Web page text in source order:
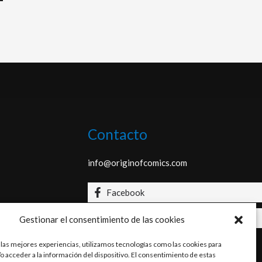
Gestionar el consentimiento de las cookies
mejores experiencias, utilizamos tecnologías como las cookies para
acceder a la información del dispositivo. El consentimiento de estas
Contacto
info@originofcomics.com
Facebook
Instagram